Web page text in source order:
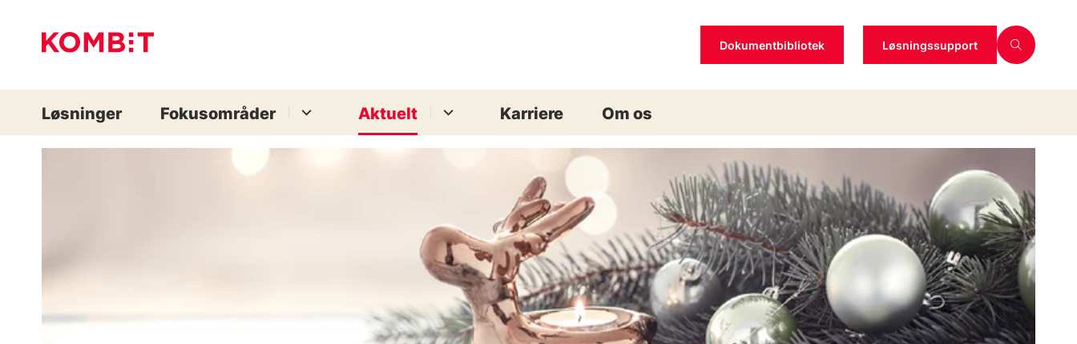
Dokumentbibliotek Løsningssupport
Løsninger Fokusområder Aktuelt Karriere Om os